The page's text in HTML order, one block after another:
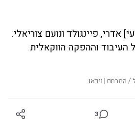
אדרי, פיינגולד ונועם צוריאלי.
וההפקה הווקאלית
/ המרחם | וידאו
3